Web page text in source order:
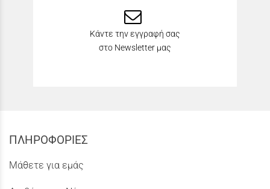
Κάντε την εγγραφή σας
στο Newsletter μας
ΠΛΗΡΟΦΟΡΙΕΣ
Μάθετε για εμάς